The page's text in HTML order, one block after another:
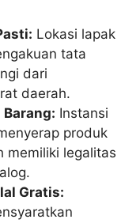
Lokasi lapak
tata
dari
daerah.
Instansi
produk
memiliki legalitas
Gratis: